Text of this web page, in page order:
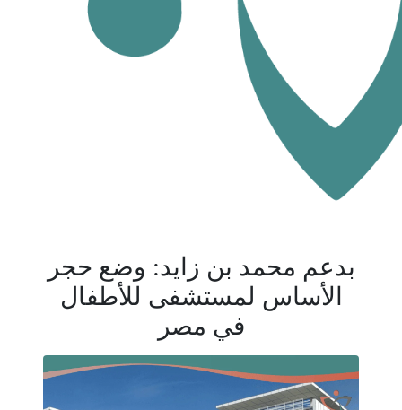
بدعم محمد بن زايد: وضع حجر
الأساس لمستشفى للأطفال
في مصر